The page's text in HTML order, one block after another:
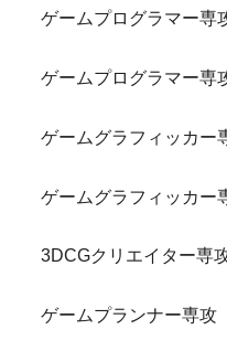
ゲームプログラマー専
ゲームプログラマー専
ゲームグラフィッカー
ゲームグラフィッカー
3DCGクリエイター専
ゲームプランナー専攻